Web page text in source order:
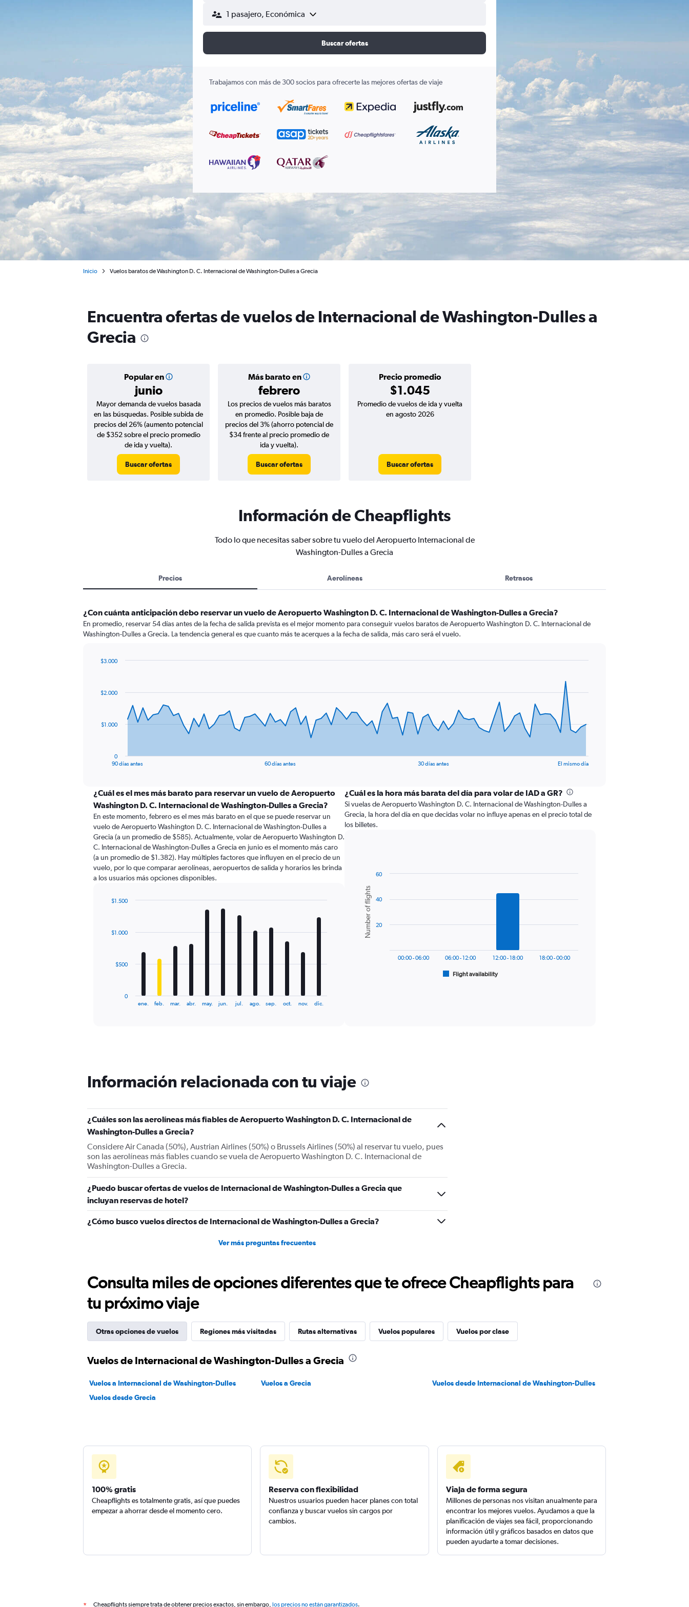
1 pasajero, Económica
Buscar ofertas
Trabajamos con más de 300 socios para ofrecerte las mejores ofertas de viaje
Inicio Vuelos baratos de Washington D. C. Internacional de Washington-Dulles a Grecia
Encuentra ofertas de vuelos de Internacional de Washington-Dulles a
Grecia
Popular en
junio
Más barato en
febrero
Precio promedio
$1.045
Mayor demanda de vuelos basada
en las búsquedas. Posible subida de
precios del 26% (aumento potencial
de $352 sobre el precio promedio
de ida y vuelta).
Buscar ofertas
Los precios de vuelos más baratos
en promedio. Posible baja de
precios del 3% (ahorro potencial de
$34 frente al precio promedio de
ida y vuelta).
Buscar ofertas
Promedio de vuelos de ida y vuelta
en agosto 2026
Buscar ofertas
Información de Cheapflights
Todo lo que necesitas saber sobre tu vuelo del Aeropuerto Internacional de
Washington-Dulles a Grecia
Precios Aerolíneas Retrasos
¿Con cuánta anticipación debo reservar un vuelo de Aeropuerto Washington D. C. Internacional de Washington-Dulles a Grecia?
En promedio, reservar 54 días antes de la fecha de salida prevista es el mejor momento para conseguir vuelos baratos de Aeropuerto Washington D. C. Internacional de
Washington-Dulles a Grecia. La tendencia general es que cuanto más te acerques a la fecha de salida, más caro será el vuelo.
data
The
categories.
Range:
91
categories.
The
chart
has
1
Y
axis
values.
3000.
90 días antes 60 días antes 30 días antes El mismo día
0
$1.000
$2.000
$3.000
¿Cuál es el mes más barato para reservar un vuelo de Aeropuerto
Washington D. C. Internacional de Washington-Dulles a Grecia?
En este momento, febrero es el mes más barato en el que se puede reservar un
vuelo de Aeropuerto Washington D. C. Internacional de Washington-Dulles a
Grecia (a un promedio de $585). Actualmente, volar de Aeropuerto Washington D.
C. Internacional de Washington-Dulles a Grecia en junio es el momento más caro
(a un promedio de $1.382). Hay múltiples factores que influyen en el precio de un
vuelo, por lo que comparar aerolíneas, aeropuertos de salida y horarios les brinda
a los usuarios más opciones disponibles.
12
The
chart
has
Y
axis
displaying
values.
Range:
0
to
1500.
ene. feb. mar. abr. may. jun. jul. ago. sep. oct. nov. dic.
0
$500
$1.000
$1.500
¿Cuál es la hora más barata del día para volar de IAD a GR?
Si vuelas de Aeropuerto Washington D. C. Internacional de Washington-Dulles a
Grecia, la hora del día en que decidas volar no influye apenas en el precio total de
los billetes.
chart
with
bars.
The
Y
of
Range:
0
to
Chart
graphic.
Number of flights
Flight availability
00:00 - 06:00 06:00 - 12:00 12:00 - 18:00 18:00 - 00:00
20
40
60
Información relacionada con tu viaje
¿Cuáles son las aerolíneas más fiables de Aeropuerto Washington D. C. Internacional de
Washington-Dulles a Grecia?
Considere Air Canada (50%), Austrian Airlines (50%) o Brussels Airlines (50%) al reservar tu vuelo, pues
son las aerolíneas más fiables cuando se vuela de Aeropuerto Washington D. C. Internacional de
Washington-Dulles a Grecia.
¿Puedo buscar ofertas de vuelos de Internacional de Washington-Dulles a Grecia que
incluyan reservas de hotel?
¿Cómo busco vuelos directos de Internacional de Washington-Dulles a Grecia?
Ver más preguntas frecuentes
Consulta miles de opciones diferentes que te ofrece Cheapflights para
tu próximo viaje
Otras opciones de vuelos Regiones más visitadas Rutas alternativas Vuelos populares Vuelos por clase
Vuelos de Internacional de Washington-Dulles a Grecia
Vuelos a Internacional de Washington-Dulles Vuelos a Grecia
Vuelos desde Internacional de Washington-Dulles
Vuelos desde Grecia
100% gratis
Cheapflights es totalmente gratis, así que puedes
empezar a ahorrar desde el momento cero.
Reserva con flexibilidad
Nuestros usuarios pueden hacer planes con total
confianza y buscar vuelos sin cargos por
cambios.
Viaja de forma segura
Millones de personas nos visitan anualmente para
encontrar los mejores vuelos. Ayudamos a que la
planificación de viajes sea fácil, proporcionando
información útil y gráficos basados en datos que
pueden ayudarte a tomar decisiones.
Cheapflights siempre trata de obtener precios exactos, sin embargo, los precios no están garantizados.